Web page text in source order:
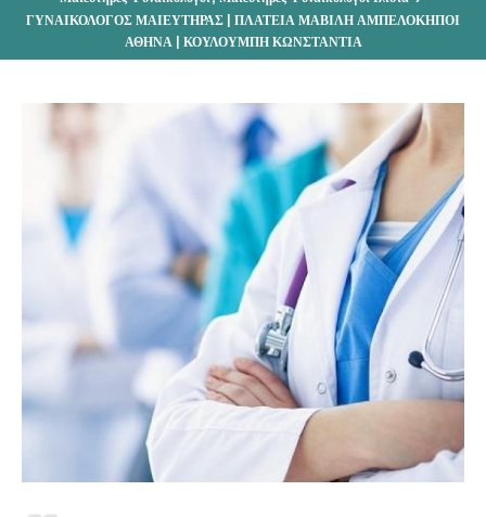
ΓΥΝΑΙΚΟΛΟΓΟΣ ΜΑΙΕΥΤΗΡΑΣ | ΠΛΑΤΕΙΑ ΜΑΒΙΛΗ ΑΜΠΕΛΟΚΗΠΟΙ
ΑΘΗΝΑ | ΚΟΥΛΟΥΜΠΗ ΚΩΝΣΤΑΝΤΙΑ